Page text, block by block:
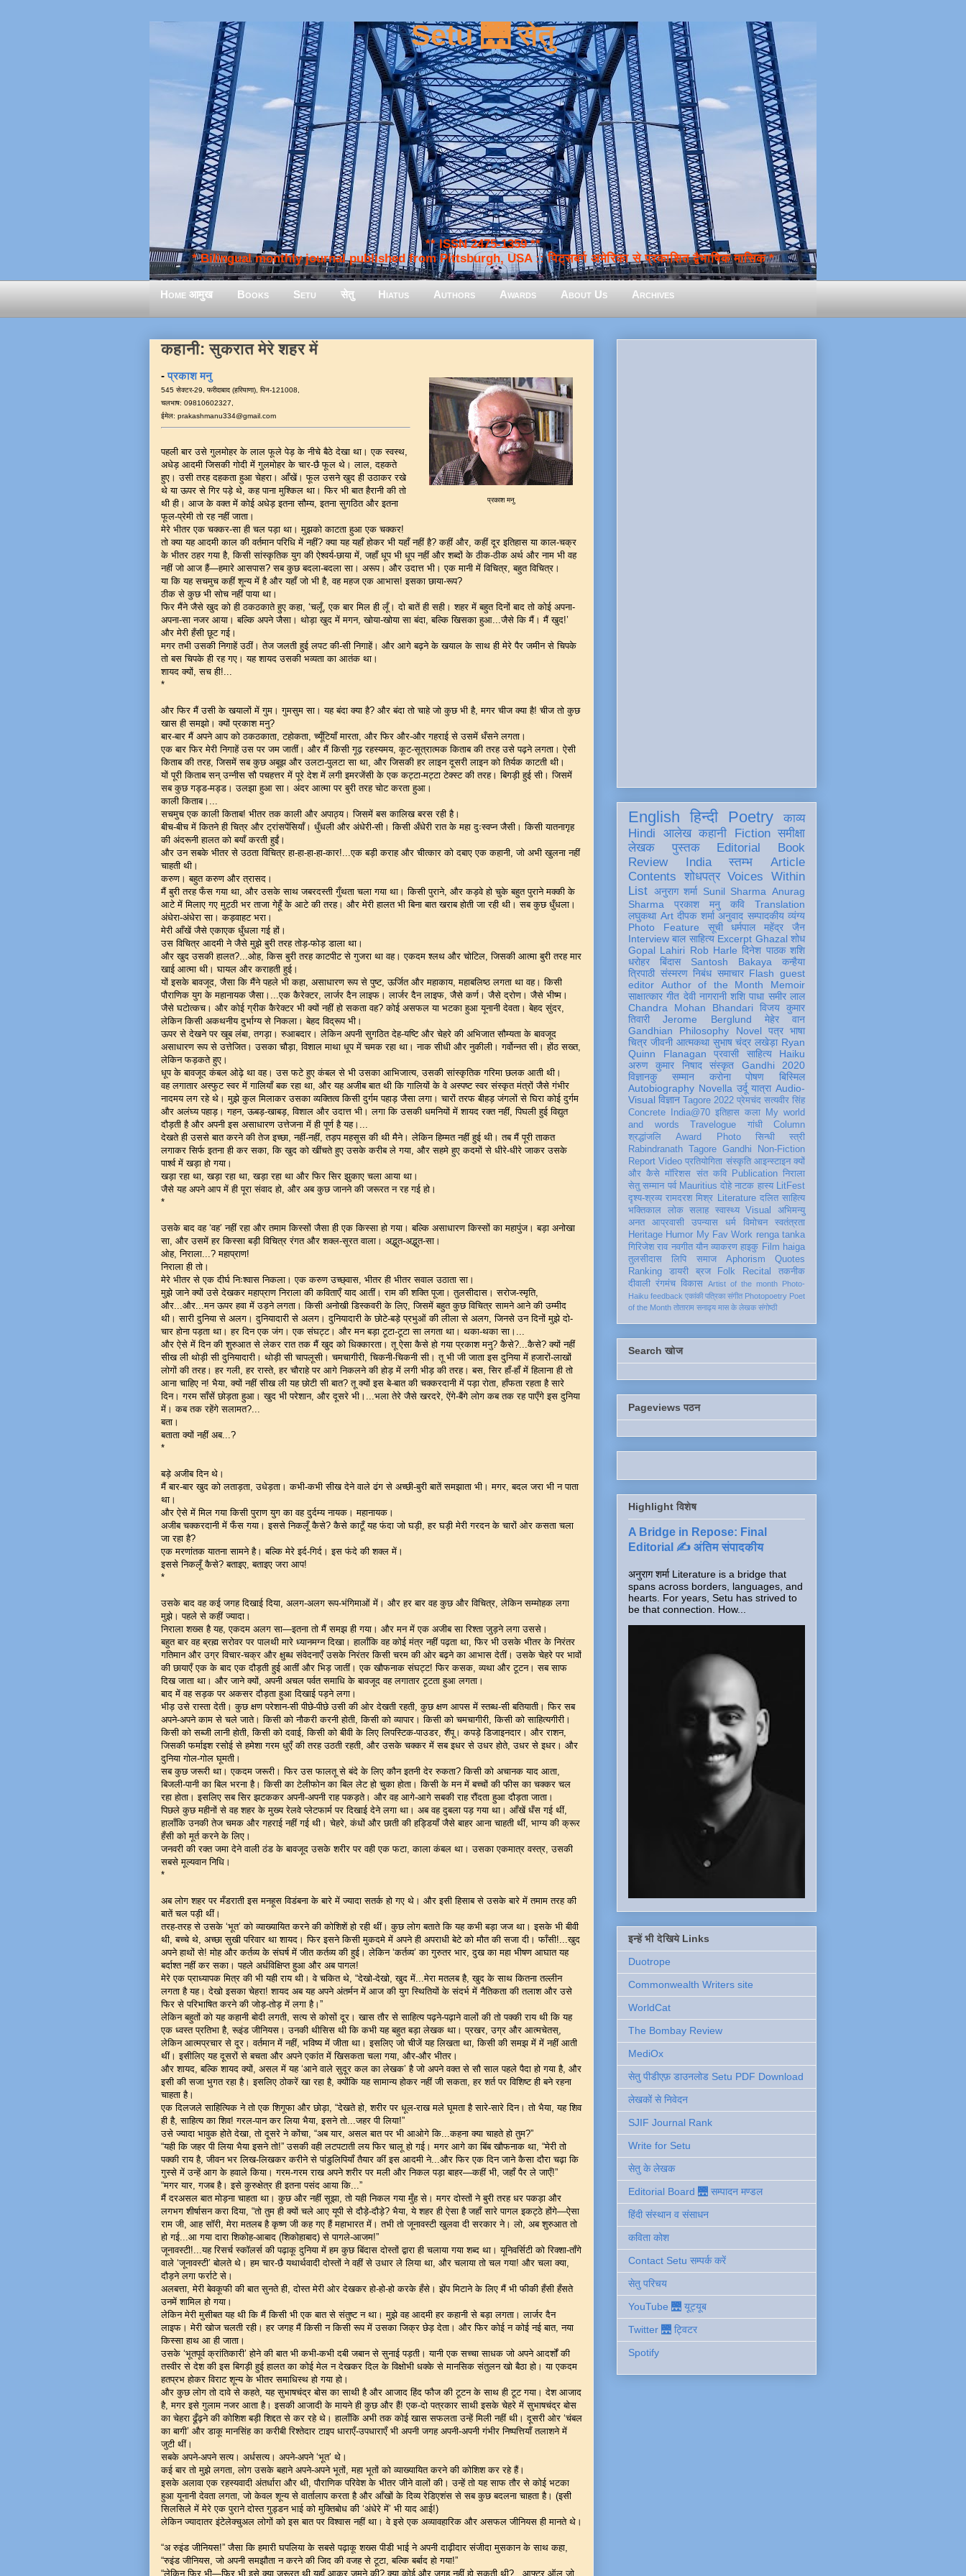
Setu 🌉 सेतु
** ISSN 2475-1359 **
* Bilingual monthly journal published from Pittsburgh, USA :: पिट्सबर्ग अमेरिका से प्रकाशित द्वैभाषिक मासिक *
Home आमुख Books Setu सेतु Hiatus Authors Awards About Us Archives
कहानी: सुकरात मेरे शहर में
प्रकाश मनु
-प्रकाश मनु
545 सेक्टर-29, फरीदाबाद (हरियाणा), पिन-121008,
चलभाष: 09810602327,
ईमेल: prakashmanu334@gmail.com
पहली बार उसे गुलमोहर के लाल फूले पेड़ के नीचे बैठे देखा था। एक स्वस्थ,
अधेड़ आदमी जिसकी गोदी में गुलमोहर के चार-छै फूल थे। लाल, दहकते
हुए। उसी तरह दहकता हुआ चेहरा। आँखें। फूल उसने खुद ही उठाकर रखे
थे या ऊपर से गिर पड़े थे, कह पाना मुश्किल था। फिर भी बात हैरानी की तो
थी ही। आज के वक्त में कोई अधेड़ इतना सौम्य, इतना सुगठित और इतना
फूल-प्रेमी तो रह नहीं जाता।
मेरे भीतर एक चक्कर-सा ही चल पड़ा था। मुझको काटता हुआ एक चक्कर!
तो क्या यह आदमी काल की वर्तमान परिधि में नहीं? क्या यह यहाँ होकर भी यहाँ नहीं है? कहीं और, कहीं दूर इतिहास या काल-चक्र
के भीतर ठहर गया है, किसी सांस्कृतिक युग की ऐश्वर्य-छाया में, जहाँ धूप भी धूप नहीं और शब्दों के ठीक-ठीक अर्थ और नाम भी वह
नहीं जो आज हैं—हमारे आसपास? सब कुछ बदला-बदला सा। अरूप। और उदात्त भी। एक मानी में विचित्र, बहुत विचित्र।
या कि यह सचमुच कहीं शून्य में है और यहाँ जो भी है, वह महज एक आभास! इसका छाया-रूप?
ठीक से कुछ भी सोच नहीं पाया था।
फिर मैंने जैसे खुद को ही ठकठकाते हुए कहा, ‘चलूँ, एक बार मिल ही लूँ। दो बातें ही सही। शहर में बहुत दिनों बाद तो कोई अपना-
अपना-सा नजर आया। बल्कि अपने जैसा। थोड़ा खुद में मगन, खोया-खोया सा बंदा, बल्कि खिसका हुआ...जैसे कि मैं। मैं खुद!’
और मेरी हँसी छूट गई।
मगर तभी उसकी निगाहें उठीं। तेज जलती हुई लपट की-सी निगाहें। और आगे बढ़ने के खयाल के साथ ही मेरे पैर जमीन से चिपके
तो बस चिपके ही रह गए। यह शायद उसकी भव्यता का आतंक था।
शायद क्यों, सच ही!...
*
और फिर मैं उसी के खयालों में गुम। गुमसुम सा। यह बंदा क्या है? और बंदा तो चाहे जो कुछ भी है, मगर चीज क्या है! चीज तो कुछ
खास ही समझो। क्यों प्रकाश मनु?
बार-बार मैं अपने आप को ठकठकाता, टहोकता, च्यूँटियाँ मारता, और फिर और-और गहराई से उसमें धँसने लगता।
एक बार फिर मेरी निगाहें उस पर जम जातीं। और मैं किसी गूढ़ रहस्यमय, कूट-सूत्रात्मक किताब की तरह उसे पढ़ने लगता। ऐसी
किताब की तरह, जिसमें सब कुछ अबूझ और उलटा-पुलटा सा था, और जिसकी हर लाइन दूसरी लाइन को तिर्यक काटती थी।
यों पूरी किताब सन् उन्नीस सौ पचहत्तर में पूरे देश में लगी इमरजेंसी के एक कट्टा-मट्टा टेक्स्ट की तरह। बिगड़ी हुई सी। जिसमें
सब कुछ गड्ड-मड्ड। उलझा हुआ सा। अंदर आत्मा पर बुरी तरह चोट करता हुआ।
काली किताब।...
सचमुच एक काली किताब! भीतर तक काली और अपाठ्य। जिसमें बस कालिख बरस रही है।
बीच-बीच में कितने ही चित्र और ट्रांसपेंसियाँ। धुँधली और अंधेरी-सी। किसी अँधेरी रात के महा दुःस्वप्न जैसी। किसी यातनागृह
की अंदरूनी हालत को बयाँ करती हुईं।
और उन सबके भीतर से उठता विचित्र हा-हा-हा-हा-कार!...एक बड़ी कराह और चीत्कार को दबाए एक कहानी, जो अभी खुलना नहीं
चाहती थी।
करुण। बहुत करुण और त्रासद।
मैं बुरी तरह फँस गया था, और उसके साथ जबरदस्ती गुँथता चला गया था। किसी पुराने, और कड़वे हो चुके बहुत पुराने मक्की के
आटे में मिलाए गए मुट्ठी भर ताजा गेहूँ के आटे की तरह। और मेरी हालत भी बिना बात खराब होती जा रही थी। सब कुछ धुँधला।
अंधेरा-अंधेरा सा। कड़वाहट भरा।
मेरी आँखें जैसे एकाएक धुँधला गई हों।
उस विचित्र आदमी ने जैसे मुझे बुरी तरह तोड़-फोड़ डाला था।
और खुद उसकी हालत?...ओह, किस बुरी तरह काटपीट से गुजरा था वह। एकदम श्लथ और चोटिल, जिसकी आत्मा बुरी तरह मार
खाई आत्मा थी। घायल और कराहती हुई।
यों इसके बावजूद, जैसा कि मैंने पहले भी कहा, असाधारण रूप से पुष्ट, ऊर्जित और महाकाय, महाबलिष्ठ लगता था वह। किसी
पौराणिक युग के महानायक जैसा।...एक कैरेक्टर, लार्जर दैन लाइफ। लार्जर दैन लाइफ, जैसे कर्ण। जैसे द्रोण। जैसे भीष्म।
जैसे घटोत्कच। और कोई ग्रीक कैरेक्टर भी क्यों नहीं हो सकता वह? कोई असफल या भटका हुआ यूनानी देवता। बेहद सुंदर,
लेकिन किसी अकथनीय दुर्भाग्य से निकला। बेहद विद्रूप भी।
ऊपर से देखने पर खूब लंबा, तगड़ा। रुआबदार। लेकिन अपनी सुगठित देह-यष्टि और चेहरे की अभिजात सौम्यता के बावजूद
असाधारण रूप से उत्तेजित। उसका चौड़ा, विशाल माथा धूप में चमक रहा था। नाक सीधी और नुकीली। गर्वोन्नत सी। होंठ सख्त,
लेकिन फड़कते हुए।
धूप के बावजूद कंबल ओढ़े था वह। उस फटे हुए कंबल से भी उसका आभिजात्य, उसकी सांस्कृतिक गरिमा छलक आती थी।
वह लगातार अस्फुट स्वर में गालियाँ बक रहा था, और यह अजीब बात थी कि गालियों के वे अस्पष्ट स्वर संस्कृत मंत्रों जैसे गंभीर
नादमय लग रहे थे। मुझे कुल मिलाकर उसका व्यक्तित्व किसी दुर्गम पहाड़ जैसा लगा। चारों तरफ बीहड़ जंगलों से घिरा कोई दुर्गम
और अलंघ्य पहाड़। गहन, ऊबड़-खाबड़, विशाल और उदात्त भी। लगा कि उसकी धमनियों में शायद रक्त नहीं, पिघली हुई विद्युत
दौड़ती है और अपनी इस असाधारण उत्तेजना में ही पूर्ण है यह।...
देखते ही उससे बात करने की तेज इच्छा, नहीं-नहीं, तड़प महसूस की थी मैने। लेकिन हिम्मत नहीं हुई थी। तब मैं पूरी ताकत
लगाकर सिर्फ इतना ही कर सका, कि खुद को खींचते हुए उसके करीब ले गया, और सहमे हुए कदमों से धीरे-धीरे जाकर उसके
पार्श्व में खड़ा हो गया।
खड़ा रहा था, खड़ा रहा था, खड़ा रहा था और फिर सिर झुकाए चला आया था।
जैसे यह अपने आप में ही पूरा संवाद हो, और अब कुछ जानने की जरूरत न रह गई हो।
*
उसके बाद वह ‘वह’ नहीं रहा और तमाम किस्सों जैसा ही एक किस्सा हो गया। बल्कि असाधारण किस्सों का महापुंज। बड़ा अनोखा
सा, और उसमें हर किस्सा बड़ी विचित्र रंगत और शक्ल-सूरत वाला। अद्भुत-अद्भुत-सा।
ओह, निराला...? महाप्राण!
निराला ही तो।
मेरे भीतर से एक दीर्घ निःश्वास निकला। एक करुण उच्छ्वास, भीतर ही भीतर सवाल उठाता सा।
मुझे जाने क्यों उसे देखकर महाप्राण निराला की कविताएँ याद आतीं। राम की शक्ति पूजा। तुलसीदास। सरोज-स्मृति,
और...और...मन ऊपर हवा में उड़ने लगता। किसी अनोखी डिस्कवरी के लिए, जिसमें बहुत कुछ विचित्र सामने आने की उम्मीद
थी। सारी दुनिया से अलग। दुनियादारी से अलग। दुनियादारी के छोटे-बड़े प्रभुओं की लीला से अलग, जिनसे उन दिनों मुझे दो-
चार होना पड़ता था। हर दिन एक जंग। एक संघट्ट। और मन बड़ा टूटा-टूटा सा लगता था। थका-थका सा।...
और ऐसे में दिन की शुरुआत से लेकर रात तक मैं खुद को धिक्कारता। तू ऐसा कैसे हो गया प्रकाश मनु? कैसे?...कैसे? क्यों नहीं
सीख ली थोड़ी सी दुनियादारी। थोड़ी सी चापलूसी। चमचागीरी, चिकनी-चिकनी सी। तू भी जी जाता इस दुनिया में हजारों-लाखों
लोगों की तरह। हर गली, हर रास्ते, हर चौराहे पर आगे निकलने की होड़ में लगी भीड़ की तरह। बस, सिर हाँ-हाँ में हिलाना ही तो
आना चाहिए न! भैया, क्यों नहीं सीख ली यह छोटी सी बात? तू क्यों इस बे-बात की चक्करदानी में पड़ा रोता, हाँफता रहता है सारे
दिन। गरम साँसें छोड़ता हुआ। खुद भी परेशान, और दूसरे भी।...भला तेरे जैसे खरदरे, ऐंगे-बैंगे लोग कब तक रह पाएँगे इस दुनिया
में। कब तक रहेंगे सलामत?...
बता।
बताता क्यों नहीं अब...?
*
बड़े अजीब दिन थे।
मैं बार-बार खुद को लताड़ता, उधेड़ता। कभी-कभी सीख देने वाले ढंग से अच्छी-बुरी बातें समझाता भी। मगर, बदल जरा भी न पाता
था।
और ऐसे में मिल गया किसी पुराण युग का वह दुर्दम्य नायक। महानायक।
अजीब चक्करदानी में फँस गया। इससे निकलूँ कैसे? कैसे काटूँ यह फंदा जो घड़ी, हर घड़ी मेरी गरदन के चारों ओर कसता चला
जा रहा है?
एक मरणांतक यातना सामने है। बल्कि मेरे इर्द-गिर्द। इस फंदे की शक्ल में।
इससे निकलूँ कैसे? बताइए, बताइए जरा आप!
*
उसके बाद वह कई जगह दिखाई दिया, अलग-अलग रूप-भंगिमाओं में। और हर बार वह कुछ और विचित्र, लेकिन सम्मोहक लगा
मुझे। पहले से कहीं ज्यादा।
निराला शख्स है यह, एकदम अलग सा—इतना तो मैं समझ ही गया। और मन में एक अजीब सा रिश्ता जुड़ने लगा उससे।
बहुत बार वह ब्रह्म सरोवर पर पालथी मारे ध्यानमग्न दिखा। हालाँकि वह कोई मंत्र नहीं पढ़ता था, फिर भी उसके भीतर के निरंतर
गतिमान और उग्र विचार-चक्र और क्षुब्ध संवेदनाएँ उसके निरंतर किसी चरम की ओर बढ़ने का आभास देतीं। उसके चेहरे पर भावों
की छायाएँ एक के बाद एक दौड़ती हुई आतीं और भिड़ जातीं। एक खौफनाक संघट्ट! फिर कसक, व्यथा और टूटन। सब साफ
दिख जाता था। और जाने क्यों, अपनी अचल पर्वत समाधि के बावजूद वह लगातार टूटता हुआ लगता।
बाद में वह सड़क पर अकसर दौड़ता हुआ दिखाई पड़ने लगा।
भीड़ उसे रास्ता देती। कुछ क्षण परेशान-सी पीछे-पीछे उसी की ओर देखती रहती, कुछ क्षण आपस में स्तब्ध-सी बतियाती। फिर सब
अपने-अपने काम से चले जाते। किसी को नौकरी करनी होती, किसी को व्यापार। किसी को चमचागीरी, किसी को साहित्यगीरी।
किसी को सब्जी लानी होती, किसी को दवाई, किसी को बीवी के लिए लिपस्टिक-पाउडर, शैंपू। कपड़े डिजाइनदार। और राशन,
जिसकी फर्माइश रसोई से हमेशा गरम धुएँ की तरह उठती रहती, और उसके चक्कर में सब इधर से उधर होते, उधर से इधर। और
दुनिया गोल-गोल घूमती।
सब कुछ जरूरी था। एकदम जरूरी। फिर उस फालतू से बंदे के लिए कौन इतनी देर रुकता? किसी को अचानक याद आता,
बिजली-पानी का बिल भरना है। किसी का टेलीफोन का बिल लेट हो चुका होता। किसी के मन में बच्चों की फीस का चक्कर चल
रहा होता। इसलिए सब सिर झटककर अपनी-अपनी राह पकड़ते। और वह आगे-आगे सबकी राह रौंदता हुआ दौड़ता जाता।
पिछले कुछ महीनों से वह शहर के मुख्य रेलवे प्लेटफार्म पर दिखाई देने लगा था। अब वह दुबला पड़ गया था। आँखें धँस गई थीं,
हालाँकि उनकी तेज चमक और गहराई नहीं गई थी। चेहरे, कंधों और छाती की हड्डियाँ जैसे बाहर आना चाहती थीं, भाग्य की क्रूर
हँसी को मूर्त करने के लिए।
जनवरी की रक्त जमा देने वाली ठंड के बावजूद उसके शरीर पर वही एक फटा, काला कंबल था। उसका एकमात्र वस्त्र, उसकी
सबसे मूल्यवान निधि।
*
अब लोग शहर पर मँडराती इस मनहूस विडंबना के बारे में ज्यादा सतर्क हो गए थे। और इसी हिसाब से उसके बारे में तमाम तरह की
बातें चल पड़ी थीं।
तरह-तरह से उसके ‘भूत’ को व्याख्यायित करने की कोशिशें हो रही थीं। कुछ लोग बताते कि यह कभी बड़ा जज था। इसके भी बीवी
थी, बच्चे थे, अच्छा सुखी परिवार था शायद। फिर इसने किसी मुकदमे में अपने ही अपराधी बेटे को मौत की सजा दी। फाँसी!...खुद
अपने हाथों से! मोह और कर्तव्य के संघर्ष में जीत कर्तव्य की हुई। लेकिन ‘कर्तव्य’ का गुरुतर भार, दुख का महा भीषण आघात यह
बर्दाश्त नहीं कर सका। पहले अर्धविक्षिप्त हुआ और अब पागल!
मेरे एक प्राध्यापक मित्र की भी यही राय थी। वे चकित थे, “देखो-देखो, खुद में...मेरा मतलब है, खुद के साथ कितना तल्लीन
लगता है यह। देखो इसका चेहरा! शायद अब यह अपने अंतर्मन में आज की युग स्थितियों के संदर्भ में नैतिकता की तलाश और उसे
फिर से परिभाषित करने की जोड़-तोड़ में लगा है।”
लेकिन बहुतों को यह कहानी बोदी लगती, सत्य से कोसों दूर। खास तौर से साहित्य पढ़ने-पढ़ाने वालों की तो पक्की राय थी कि यह
एक ध्वस्त प्रतिभा है, रूइंड जीनियस। उनकी थीसिस थी कि कभी यह बहुत बड़ा लेखक था। प्रखर, उग्र और आत्मचेतस्,
लेकिन आत्मप्रचार से दूर। वर्तमान में नहीं, भविष्य में जीता था। इसलिए जो चीजें यह लिखता था, किसी की समझ में में नहीं आती
थीं। इसीलिए यह दूसरों से बचता और अपने एकांत में खिसकता चला गया, और-और भीतर।
और शायद, बल्कि शायद क्यों, असल में यह ‘आने वाले सुदूर कल का लेखक’ है जो अपने वक्त से सौ साल पहले पैदा हो गया है, और
इसी की सजा भुगत रहा है। इसलिए ठोकरें खा रहा है, क्योंकि यह सामान्य होकर नहीं जी सकता, हर शर्त पर विशिष्ट ही बने रहना
चाहता है।
एक दिलजले साहित्यिक ने तो एक शिगूफा और छोड़ा, “देखते हो, शरीर पर धूल-राख मले घूमता है सारे-सारे दिन। तो भैया, यह शिव
ही है, साहित्य का शिव! गरल-पान कर लिया भैया, इसने तो...जहर पी लिया!”
उसे ज्यादा भावुक होते देखा, तो दूसरे ने कोंचा, “अब यार, असल बात पर भी आओगे कि...कहना क्या चाहते हो तुम?”
“यही कि जहर पी लिया भैया इसने तो!” उसकी वही लटपटाती लय फिर चालू हो गई। मगर आगे का बिंब खौफनाक था, “मेरी तो
पक्की राय है, जीवन भर लिख-लिखकर करीने से पांडुलिपियाँ तैयार कीं इस आदमी ने...और फिर एक दिन जाने कैसा दौरा चढ़ा कि
गुस्से में उन्हें आग के हवाले किया। गरम-गरम राख अपने शरीर पर मली और निकल पड़ा बाहर—कहीं भी, जहाँ पैर ले जाएँ!”
“मगर यार, गजब है। इसे कुरुक्षेत्र ही इतना पसंद आया कि...”
मैं दरअसल बात मोड़ना चाहता था। कुछ और नहीं सूझा, तो यही निकल गया मुँह से। मगर दोस्तों ने बुरी तरह धर पकड़ा और
लगभग शीर्षासन करा दिया, “तो तुम ही क्यों चले आए यूपी से दौड़े-दौड़े? भैया, ये शहर ही ऐसा है जहाँ सारे पागल इकट्ठे होंगे—ऐसा
राम जी, आह सॉरी, मेरा मतलब है कृष्ण जी कह गए हैं महाभारत में। तभी तो जूनावस्टी खुलवा दी सरकार ने। लो, अब शुरुआत तो
हो गई...आ गया दारा शिकोह-आबाद (शिकोहाबाद) से पागले-आजम!”
जूनावस्टी!...यह रिसर्च स्कॉलर्स की पढ़ाकू दुनिया में हम कुछ बिंदास दोस्तों द्वारा ही चलाया गया शब्द था। यूनिवर्सिटी को रिक्शा-ताँगे
वाले ‘जूनावस्टी’ बोलते थे। हम चार-छै यथार्थवादी दोस्तों ने वहीं से उधार ले लिया था, और चलाया तो चल गया! और चला क्या,
दौड़ने लगा फर्राटे से।
अलबत्ता, मेरी बेवकूफी की बात सुनते ही, दोस्त मेरी ओर देखकर हो-हो-हो करके हँसे। झेंप मिटाने के लिए मैं भी फीकी हँसी हँसते
उनमें शामिल हो गया।
लेकिन मेरी मुसीबत यह थी कि मैं किसी भी एक बात से संतुष्ट न था। मुझे वह आदमी हर कहानी से बड़ा लगता। लार्जर दैन
लाइफ। मेरी खोज चलती रही। हर जगह मैं किसी न किसी रूप में उसका जिक्र छेड़ देता। और फिर कोई न कोई नई बात, नया
किस्सा हाथ आ ही जाता।
उसके ‘भूतपूर्व क्रांतिकारी’ होने की बात भी कभी-कभी दबी जबान से सुनाई पड़ती। यानी एक सच्चा साधक जो अपने आदर्शों की
तस्वीर से देश की इस बिगड़ी हुई हालत का कोई मेल न देखकर दिल के विक्षोभी धक्के से मानसिक संतुलन खो बैठा हो। या एकदम
हतप्रभ होकर विराट शून्य के भीतर समाधिस्थ हो गया हो।
और कुछ लोग तो दावे से कहते, यह सुभाषचंद्र बोस का साथी है और आजाद हिंद फौज की टूटन के साथ ही टूट गया। देश आजाद
है, मगर इसे गुलाम नजर आता है। इसकी आजादी के मायने ही कुछ और हैं! एक-दो पत्रकार साथी इसके चेहरे में सुभाषचंद्र बोस
का चेहरा ढूँढ़ने की कोशिश बड़ी शिद्दत से कर रहे थे। हालाँकि अभी तक कोई खास सफलता उन्हें मिली नहीं थी। दूसरी ओर ‘चंबल
का बागी’ और डाकू मानसिंह का करीबी रिश्तेदार टाइप धाराएँ-उपधाराएँ भी अपनी जगह अपनी-अपनी गंभीर निष्पत्तियाँ तलाशने में
जुटी थीं।
सबके अपने-अपने सत्य। अर्धसत्य। अपने-अपने ‘भूत’ थे।
कई बार तो मुझे लगता, लोग उसके बहाने अपने-अपने भूतों, महा भूतों को व्याख्यायित करने की कोशिश कर रहे हैं।
इसके अलावा एक रहस्यवादी अंतर्धारा और थी, पौराणिक परिवेश के भीतर जीने वालों की। उन्हें तो यह साफ तौर से कोई भटका
हुआ यूनानी देवता लगता, जो केवल शून्य से वार्तालाप करता है और आँखों के दिव्य रेडिएशंस से सब कुछ बदलना चाहता है। (इसी
सिलसिले में मेरे एक पुराने दोस्त गुड्डन भाई को मुक्तिबोध की ‘अंधेरे में’ भी याद आई!)
लेकिन ज्यादातर इंटेलेक्चुअल लोगों को इस बात पर विश्वास नहीं था। वे इसे एक अव्यावहारिक और असफल जीनियस ही मानते थे।
“अ रुइंड जीनियस!” जैसा कि हमारी घपलिया के सबसे पढ़ाकू शख्स पीडी भाई ने अपनी दाढ़ीदार संजीदा मुसकान के साथ कहा,
“रुइंड जीनियस, जो अपनी समझौता न करने की जिद की वजह से टूटा, बल्कि बर्बाद हो गया!”
“लेकिन फिर भी—फिर भी इसे क्या जरूरत थी यहाँ आकर जमने की? क्या कोई और जगह नहीं हो सकती थी?...आफ्टर ऑल जो
English हिन्दी Poetry
काव्य
Hindi
आलेख कहानी Fiction समीक्षा
लेखक
पुस्तक Editorial
Book
Review
India स्तम्भ
Article
Contents
शोधपत्र Voices Within
List अनुराग शर्मा Sunil Sharma Anurag
Sharma
प्रकाश मनु कवि
Translation
लघुकथा Art दीपक शर्मा अनुवाद सम्पादकीय व्यंग्य
Photo Feature
सूची
धर्मपाल महेंद्र जैन
Interview बाल साहित्य Excerpt Ghazal शोध
Gopal Lahiri Rob Harle दिनेश पाठक शशि
धरोहर
बिंदास Santosh Bakaya
कन्हैया
त्रिपाठी संस्मरण निबंध समाचार Flash guest
editor
Author of the Month
Memoir
साक्षात्कार गीत देवी नागरानी शशि पाधा समीर लाल
Chandra Mohan Bhandari विजय कुमार
तिवारी
Jerome Berglund
मेहेर वान
Gandhian Philosophy
Novel पत्र भाषा
चित्र जीवनी आत्मकथा सुभाष चंद्र लखेड़ा Ryan
Quinn Flanagan
प्रवासी साहित्य
Haiku
अरुण कुमार निषाद
संस्कृत
Gandhi 2020
विज्ञानकु
सम्मान करोना पोषण
बिस्मिल
Autobiography Novella उर्दू यात्रा Audio-
Visual विज्ञान Tagore 2022 प्रेमचंद सत्यवीर सिंह
Concrete
India@70 इतिहास कला
My world
and words
Travelogue गांधी
Column
श्रद्धांजलि
Award Photo सिन्धी
स्त्री
Rabindranath Tagore Gandhi
Non-Fiction
Report Video प्रतियोगिता संस्कृति आइन्स्टाइन क्यों
और कैसे मॉरिशस संत कवि Publication निराला
सेतु सम्मान पर्व Mauritius दोहे नाटक हास्य LitFest
दृश्य-श्रव्य रामदरश मिश्र Literature दलित साहित्य
भक्तिकाल
लोक सलाह स्वास्थ्य Visual
अभिमन्यु
अनत
आप्रवासी उपन्यास धर्म विमोचन
स्वतंत्रता
Heritage Humor My Fav Work renga tanka
गिरिजेश राव नवगीत यौन व्याकरण हाइकु Film haiga
तुलसीदास
लिपि समाज Aphorism
Quotes
Ranking
डायरी ब्रज Folk Recital
तकनीक
दीवाली रंगमंच विकास Artist of the month Photo-
Haiku feedback एकांकी पत्रिका संगीत Photopoetry Poet
of the Month तोताराम सनाढ्य मास के लेखक संगोष्ठी
Search खोज
Pageviews पठन
Highlight विशेष
A Bridge in Repose: Final
Editorial ✍️ अंतिम संपादकीय
अनुराग शर्मा Literature is a bridge that
spans across borders, languages, and
hearts. For years, Setu has strived to
be that connection. How...
इन्हें भी देखिये Links
Duotrope
Commonwealth Writers site
WorldCat
The Bombay Review
MediOx
सेतु पीडीएफ़ डाउनलोड Setu PDF Download
लेखकों से निवेदन
SJIF Journal Rank
Write for Setu
सेतु के लेखक
Editorial Board 🌉 सम्पादन मण्डल
हिंदी संस्थान व संसाधन
कविता कोश
Contact Setu सम्पर्क करें
सेतु परिचय
YouTube 🌉 यूट्यूब
Twitter 🌉 ट्विटर
Spotify